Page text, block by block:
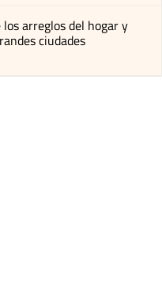
los arreglos del hogar y
ciudades